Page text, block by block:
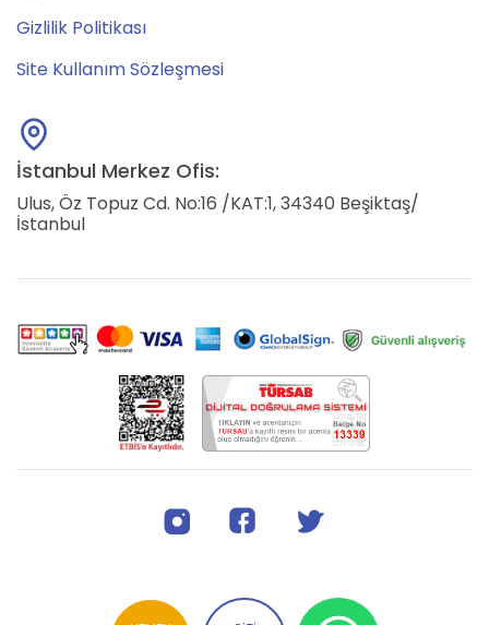
Gizlilik Politikası
Site Kullanım Sözleşmesi
İstanbul Merkez Ofis:
Ulus, Öz Topuz Cd. No:16 /KAT:1, 34340 Beşiktaş/
İstanbul